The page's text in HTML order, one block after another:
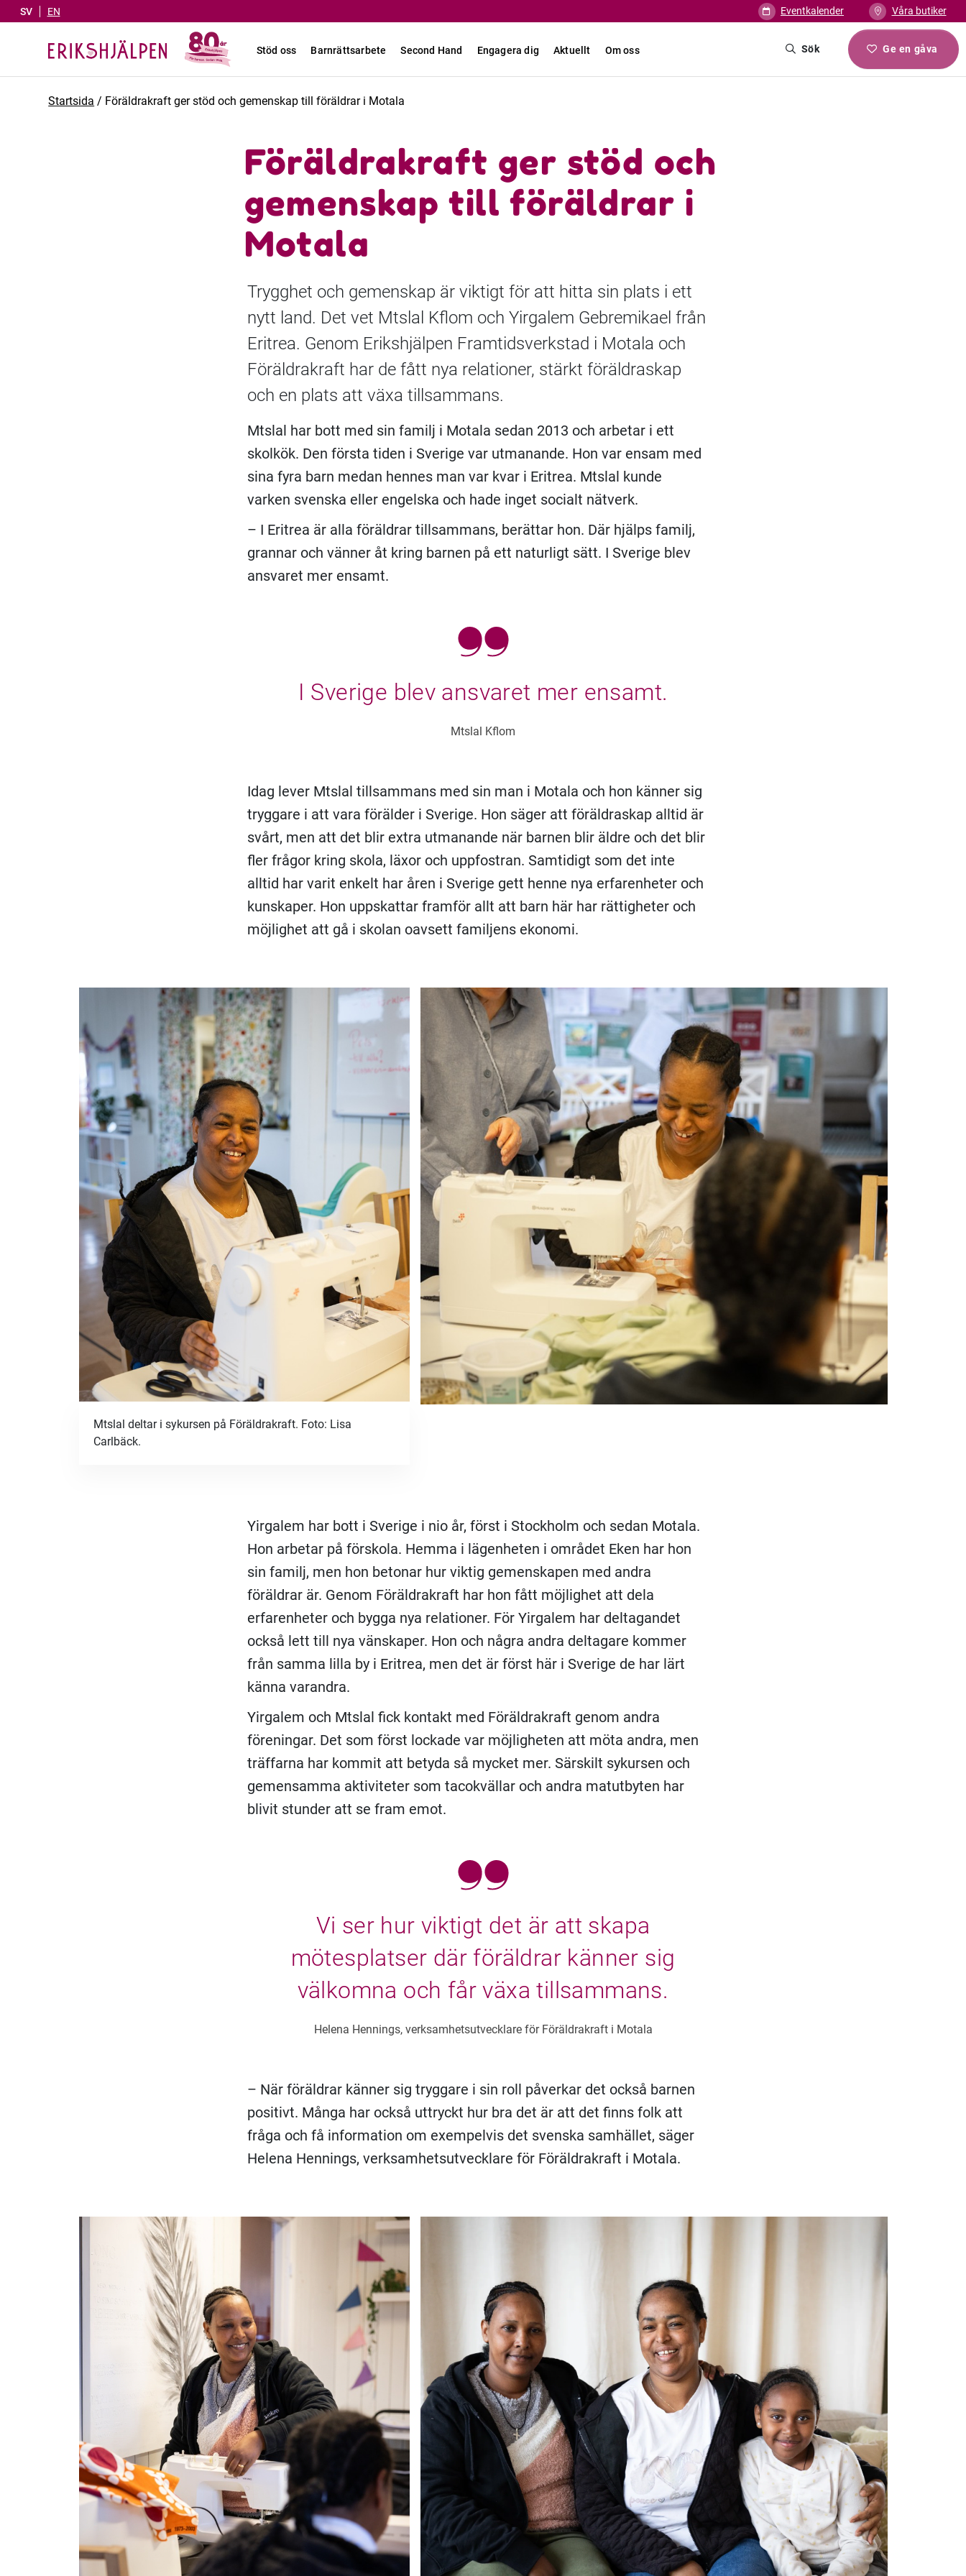
SV EN Eventkalender Våra butiker
Stöd oss Barnrättsarbete Second Hand Engagera dig Aktuellt Om oss Sök Ge en gåva
Startsida / Föräldrakraft ger stöd och gemenskap till föräldrar i Motala
Föräldrakraft ger stöd och
gemenskap till föräldrar i
Motala
Trygghet och gemenskap är viktigt för att hitta sin plats i ett
nytt land. Det vet Mtslal Kflom och Yirgalem Gebremikael från
Eritrea. Genom Erikshjälpen Framtidsverkstad i Motala och
Föräldrakraft har de fått nya relationer, stärkt föräldraskap
och en plats att växa tillsammans.
Mtslal har bott med sin familj i Motala sedan 2013 och arbetar i ett
skolkök. Den första tiden i Sverige var utmanande. Hon var ensam med
sina fyra barn medan hennes man var kvar i Eritrea. Mtslal kunde
varken svenska eller engelska och hade inget socialt nätverk.
– I Eritrea är alla föräldrar tillsammans, berättar hon. Där hjälps familj,
grannar och vänner åt kring barnen på ett naturligt sätt. I Sverige blev
ansvaret mer ensamt.
I Sverige blev ansvaret mer ensamt.
Mtslal Kflom
Idag lever Mtslal tillsammans med sin man i Motala och hon känner sig
tryggare i att vara förälder i Sverige. Hon säger att föräldraskap alltid är
svårt, men att det blir extra utmanande när barnen blir äldre och det blir
fler frågor kring skola, läxor och uppfostran. Samtidigt som det inte
alltid har varit enkelt har åren i Sverige gett henne nya erfarenheter och
kunskaper. Hon uppskattar framför allt att barn här har rättigheter och
möjlighet att gå i skolan oavsett familjens ekonomi.
Mtslal deltar i sykursen på Föräldrakraft. Foto: Lisa
Carlbäck.
Yirgalem har bott i Sverige i nio år, först i Stockholm och sedan Motala.
Hon arbetar på förskola. Hemma i lägenheten i området Eken har hon
sin familj, men hon betonar hur viktig gemenskapen med andra
föräldrar är. Genom Föräldrakraft har hon fått möjlighet att dela
erfarenheter och bygga nya relationer. För Yirgalem har deltagandet
också lett till nya vänskaper. Hon och några andra deltagare kommer
från samma lilla by i Eritrea, men det är först här i Sverige de har lärt
känna varandra.
Yirgalem och Mtslal fick kontakt med Föräldrakraft genom andra
föreningar. Det som först lockade var möjligheten att möta andra, men
träffarna har kommit att betyda så mycket mer. Särskilt sykursen och
gemensamma aktiviteter som tacokvällar och andra matutbyten har
blivit stunder att se fram emot.
Vi ser hur viktigt det är att skapa
mötesplatser där föräldrar känner sig
välkomna och får växa tillsammans.
Helena Hennings, verksamhetsutvecklare för Föräldrakraft i Motala
– När föräldrar känner sig tryggare i sin roll påverkar det också barnen
positivt. Många har också uttryckt hur bra det är att det finns folk att
fråga och få information om exempelvis det svenska samhället, säger
Helena Hennings, verksamhetsutvecklare för Föräldrakraft i Motala.